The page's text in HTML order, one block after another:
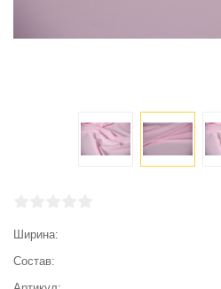
Ширина
Состав